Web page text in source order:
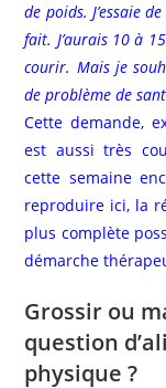
de poids. J’essaie
fait. J’aurais 10 à
courir. Mais je
de problème de
Cette demande,
est aussi très
cette semaine
reproduire ici, la
plus complète
démarche
Grossir ou
question
physique ?